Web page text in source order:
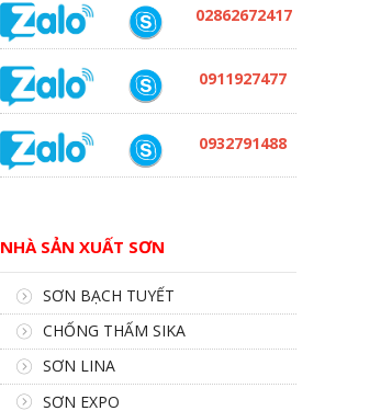
02862672417
0911927477
0932791488
NHÀ SẢN XUẤT SƠN
SƠN BẠCH TUYẾT
CHỐNG THẤM SIKA
SƠN LINA
SƠN EXPO